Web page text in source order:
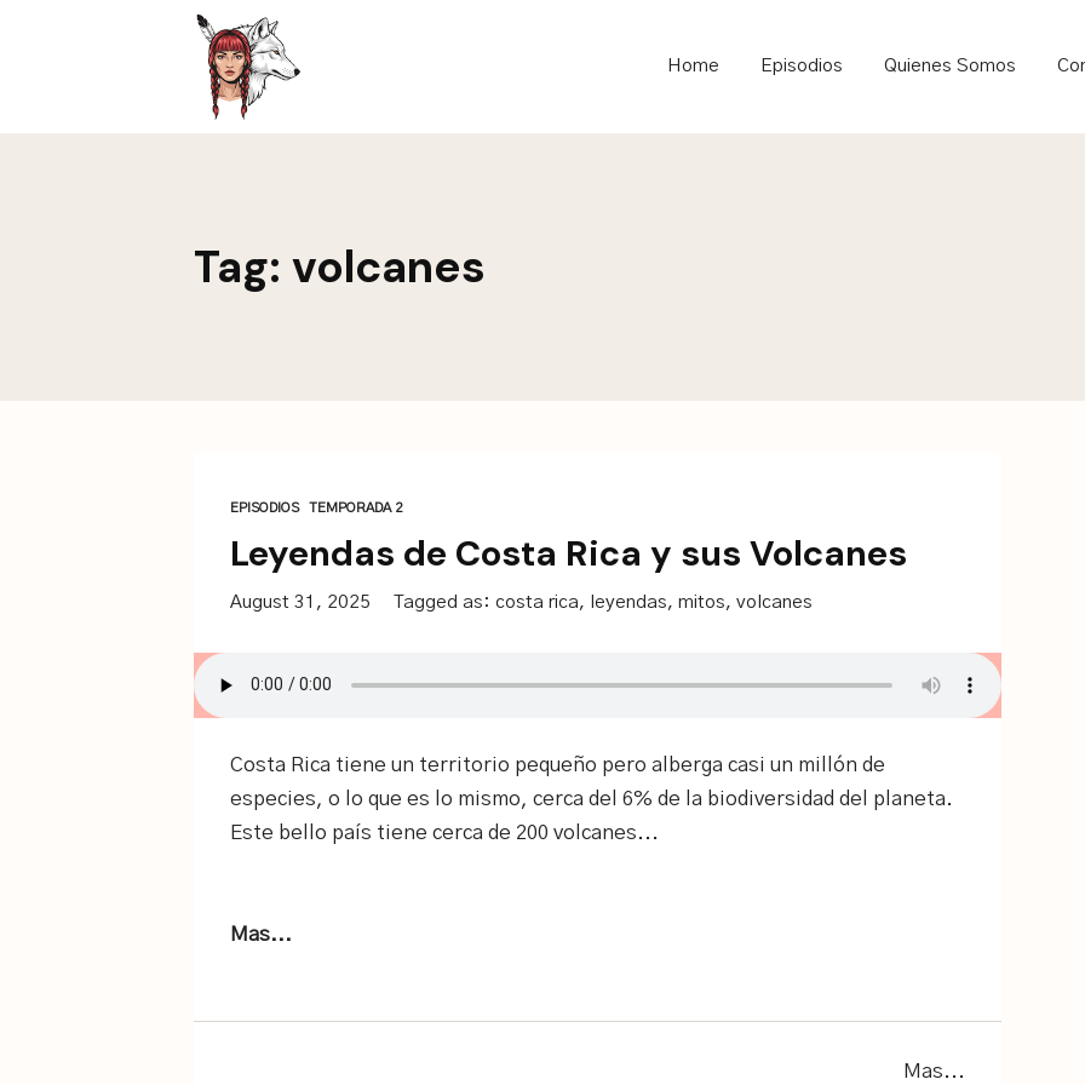
Home Episodios Quienes Somos
Tag: volcanes
EPISODIOS TEMPORADA 2
Leyendas de Costa Rica y sus Volcanes
August 31, 2025 Tagged as: costa rica, leyendas, mitos, volcanes
Costa Rica tiene un territorio pequeño pero alberga casi un millón de
especies, o lo que es lo mismo, cerca del 6% de la biodiversidad del planeta.
Este bello país tiene cerca de 200 volcanes...
Mas...
Mas...